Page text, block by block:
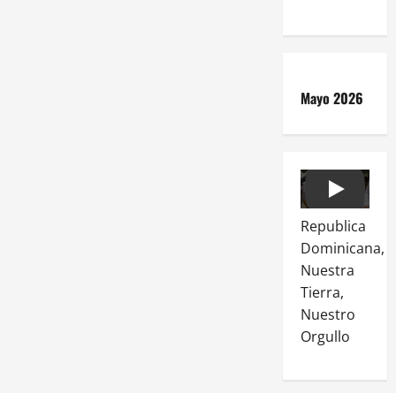
Mayo 2026
Play
Republica
Dominicana,
Nuestra
Tierra,
Nuestro
Orgullo